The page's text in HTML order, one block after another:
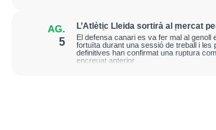
AG.
5
L’Atlètic Lleida sortirà al mercat
posició de central després de la
patit Cristian Abreu
El defensa canari es va fer mal al genoll
fortuïta durant una sessió de treball i les
definitives han confirmat una ruptura
encreuat anterior